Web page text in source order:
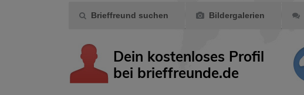
Brieffreund suchen Bildergalerien
Dein kostenloses Profil
bei brieffreunde.de